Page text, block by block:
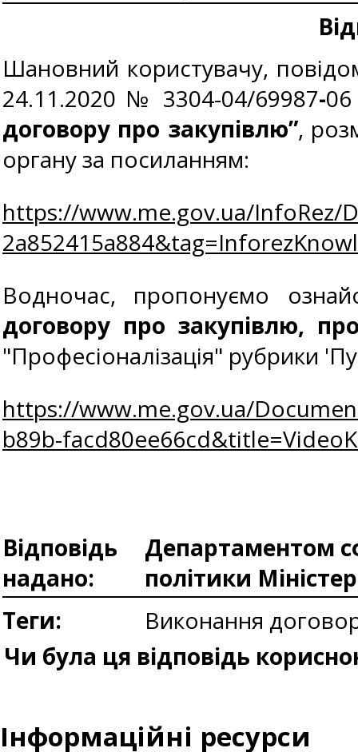
Шановний користувачу,
24.11.2020 № 3304-04/69987-
договору про закупівлю”,
органу за посиланням:
https://www.me.gov.ua/InfoRez/
Водночас, пропонуємо
договору про закупівлю,
"Професіоналізація" рубрики
https://www.me.gov.ua/
b89b-
Відповідь
надано:
Департаментом
політики
Теги:
Виконання
Чи була ця відповідь
Інформаційні ресурси